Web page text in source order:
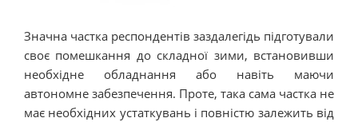
Значна частка респондентів заздалегідь підготували
своє помешкання до складної зими, встановивши
необхідне обладнання або навіть маючи
автономне забезпечення. Проте, така сама частка не
має необхідних устаткувань і повністю залежить від